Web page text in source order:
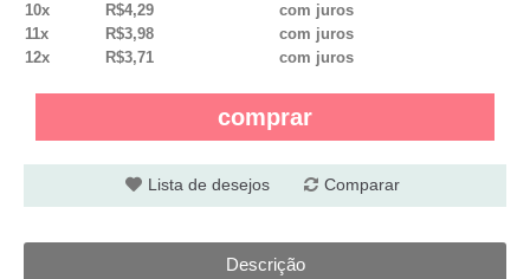
10x
R$4,29
com juros
11x
R$3,98
com juros
12x
R$3,71 com juros
comprar
Lista de desejos Comparar
Descrição